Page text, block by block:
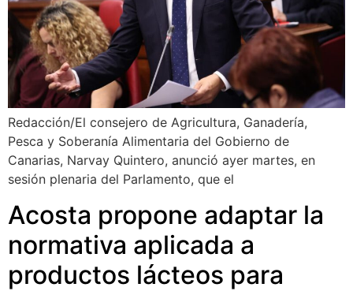
Redacción/El consejero de Agricultura, Ganadería,
Pesca y Soberanía Alimentaria del Gobierno de
Canarias, Narvay Quintero, anunció ayer martes, en
sesión plenaria del Parlamento, que el
Acosta propone adaptar la
normativa aplicada a
productos lácteos para